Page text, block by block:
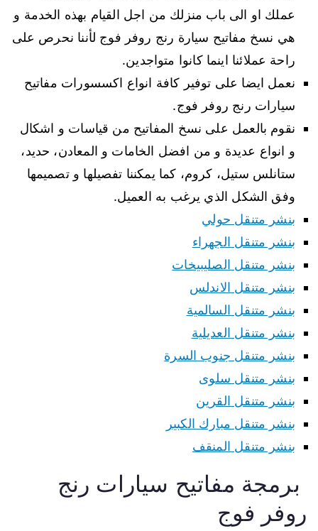
عملك او الى باب منزلك من اجل القيام بهذه الخدمة و
هي نسخ مفاتيح سيارة رنج روفر فوج لأننا نحرص على
راحة عملائنا اينما كانوا متواجدين.
نعمل ايضا على توفير كافة انواع اكسسورات مفاتيح
سيارات رنج روفر فوج.
نقوم بالعمل على نسخ المفاتيح من قياسات و اشكال
و انواع عديدة و من افضل الخامات و المعادن، حديد،
ستانلس ستيل، كروم، كما يمكننا تفصيلها و تصميمها
وفق الشكل الذي يرغب به العميل.
بنشر متنقل حولي
بنشر متنقل الجهراء
بنشر متنقل الصليبيخات
بنشر متنقل الاندلس
بنشر متنقل السالمية
بنشر متنقل العديلية
بنشر متنقل جنوب السرة
بنشر متنقل سلوى
بنشر متنقل القرين
بنشر متنقل مبارك الكبير
بنشر متنقل المنقف
برمجة مفاتيح سيارات رنج
روفر فوج